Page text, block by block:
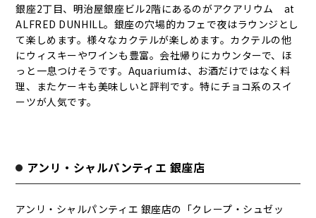
銀座2丁目、明治屋銀座ビル2階にあるのがアクアリウム at
ALFRED DUNHILL。銀座の穴場的カフェで夜はラウンジとし
て楽しめます。様々なカクテルが楽しめます。カクテルの他
にウィスキーやワインも豊富。会社帰りにカウンターで、ほ
っと一息つけそうです。Aquariumは、お酒だけではなく料
理、またケーキも美味しいと評判です。特にチョコ系のスイ
ーツが人気です。
アンリ・シャルパンティエ 銀座店
アンリ・シャルパンティエ 銀座店の「クレープ・シュゼッ